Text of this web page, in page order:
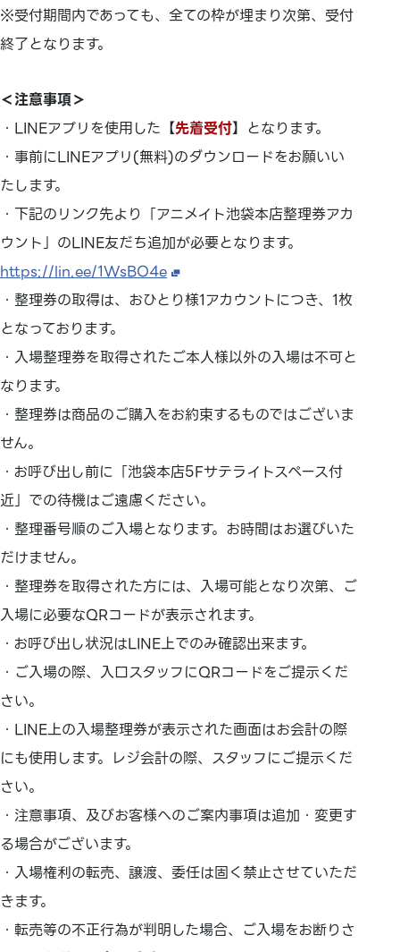
※受付期間内であっても、全ての枠が埋まり次第、受付
終了となります。
＜注意事項＞
・LINEアプリを使用した【先着受付】となります。
・事前にLINEアプリ(無料)のダウンロードをお願いい
たします。
・下記のリンク先より「アニメイト池袋本店整理券アカ
ウント」のLINE友だち追加が必要となります。
https://lin.ee/1WsBO4e
・整理券の取得は、おひとり様1アカウントにつき、1枚
となっております。
・入場整理券を取得されたご本人様以外の入場は不可と
なります。
・整理券は商品のご購入をお約束するものではございま
せん。
・お呼び出し前に「池袋本店5Fサテライトスペース付
近」での待機はご遠慮ください。
・整理番号順のご入場となります。お時間はお選びいた
だけません。
・整理券を取得された方には、入場可能となり次第、ご
入場に必要なQRコードが表示されます。
・お呼び出し状況はLINE上でのみ確認出来ます。
・ご入場の際、入口スタッフにQRコードをご提示くだ
さい。
・LINE上の入場整理券が表示された画面はお会計の際
にも使用します。レジ会計の際、スタッフにご提示くだ
さい。
・注意事項、及びお客様へのご案内事項は追加・変更す
る場合がございます。
・入場権利の転売、譲渡、委任は固く禁止させていただ
きます。
・転売等の不正行為が判明した場合、ご入場をお断りさ